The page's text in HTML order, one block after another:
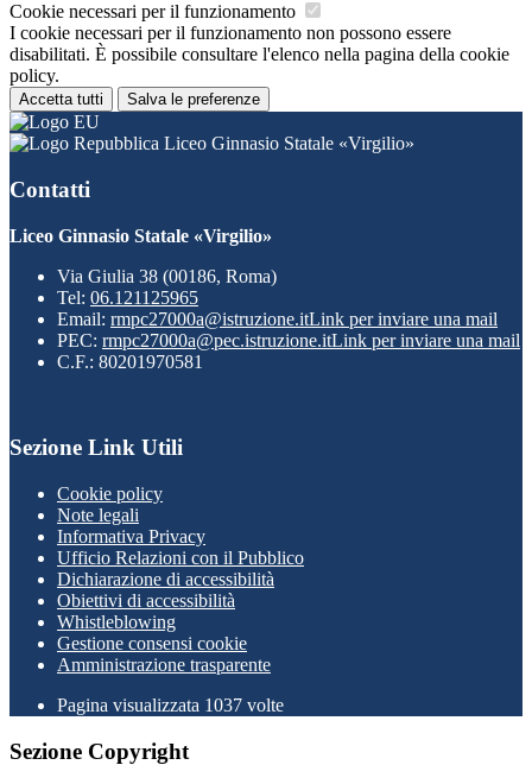
Cookie necessari per il funzionamento
I cookie necessari per il funzionamento non possono essere
disabilitati. È possibile consultare l'elenco nella pagina della cookie
policy.
Accetta tutti Salva le preferenze
Liceo Ginnasio Statale «Virgilio»
Contatti
Liceo Ginnasio Statale «Virgilio»
Via Giulia 38 (00186, Roma)
Tel: 06.121125965
Email: rmpc27000a@istruzione.itLink per inviare una mail
PEC: rmpc27000a@pec.istruzione.itLink per inviare una mail
C.F.: 80201970581
Sezione Link Utili
Cookie policy
Note legali
Informativa Privacy
Ufficio Relazioni con il Pubblico
Dichiarazione di accessibilità
Obiettivi di accessibilità
Whistleblowing
Gestione consensi cookie
Amministrazione trasparente
Pagina visualizzata 1037 volte
Sezione Copyright